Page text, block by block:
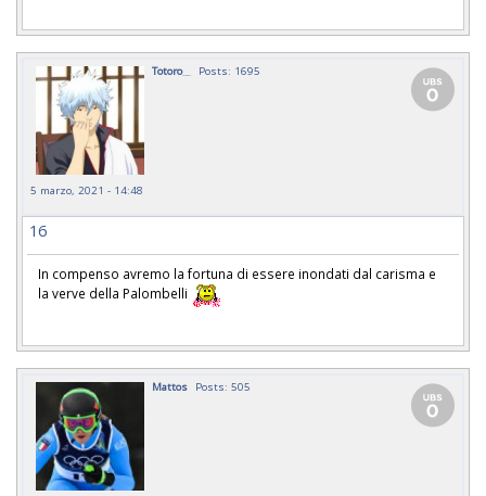
Totoro__ Posts: 1695
5 marzo, 2021 - 14:48
16
In compenso avremo la fortuna di essere inondati dal carisma e
la verve della Palombelli
Mattos Posts: 505